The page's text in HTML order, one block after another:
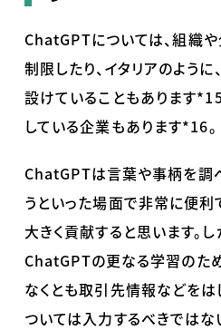
ChatGPTについては、組織
制限したり、イタリアのよう
設けていることもあります
している企業もあります*16。
ChatGPTは言葉や事柄を調
うといった場面で非常に便利
大きく貢献すると思います。
ChatGPTの更なる学習のた
なくとも取引先情報などを
ついては入力するべきではな